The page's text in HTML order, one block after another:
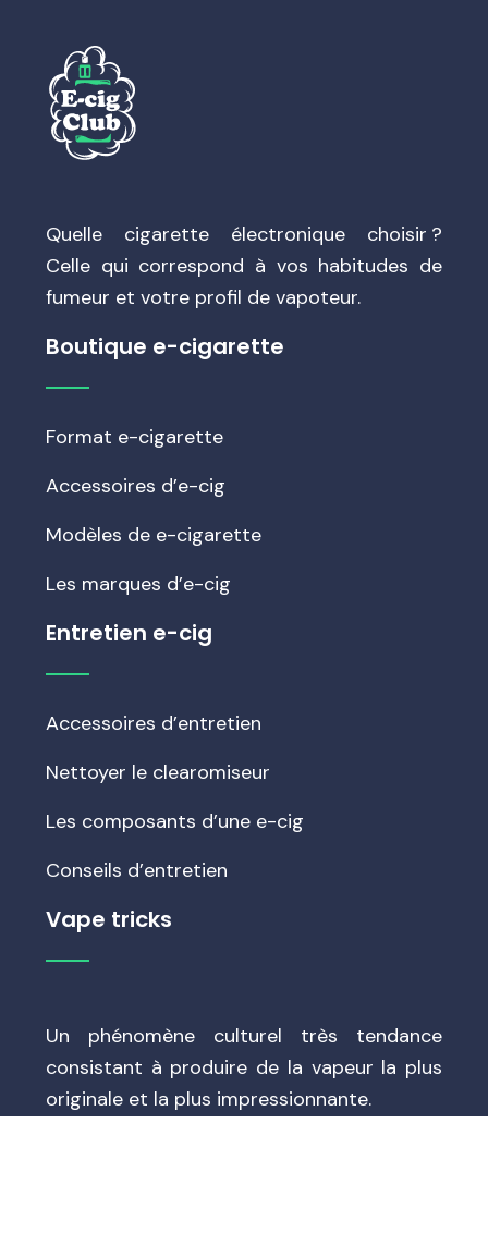
Quelle cigarette électronique choisir ?
Celle qui correspond à vos habitudes de
fumeur et votre profil de vapoteur.
Boutique e-cigarette
Format e-cigarette
Accessoires d’e-cig
Modèles de e-cigarette
Les marques d’e-cig
Entretien e-cig
Accessoires d’entretien
Nettoyer le clearomiseur
Les composants d’une e-cig
Conseils d’entretien
Vape tricks
Un phénomène culturel très tendance
consistant à produire de la vapeur la plus
originale et la plus impressionnante.